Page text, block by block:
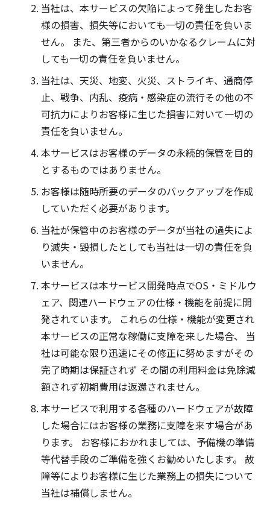
当社は、本サービスの欠陥によって発生したお客
様の損害、損失等においても一切の責任を負いま
せん。 また、第三者からのいかなるクレームに対
しても一切の責任を負いません。
当社は、天災、地変、火災、ストライキ、通商停
止、戦争、内乱、疫病・感染症の流行その他の不
可抗力によりお客様に生じた損害に対いて一切の
責任を負いません。
本サービスはお客様のデータの永続的保管を目的
とするものではありません。
お客様は随時所要のデータのバックアップを作成
していただく必要があります。
当社が保管中のお客様のデータが当社の過失によ
り滅失・毀損したとしても当社は一切の責任を負
いません。
本サービスは本サービス開発時点でOS・ミドルウ
ェア、関連ハードウェアの仕様・機能を前提に開
発されています。 これらの仕様・機能が変更され
本サービスの正常な稼働に支障を来した場合、 当
社は可能な限り迅速にその修正に努めますがその
完了時期は保証されず その間の利用料金は免除減
額されず初期費用は返還されません。
本サービスで利用する各種のハードウェアが故障
した場合にはお客様の業務に支障を来す場合があ
ります。 お客様におかれましては、予備機の準備
等代替手段のご準備を強くお勧めいたします。 故
障等によりお客様に生じた業務上の損失について
当社は補償しません。